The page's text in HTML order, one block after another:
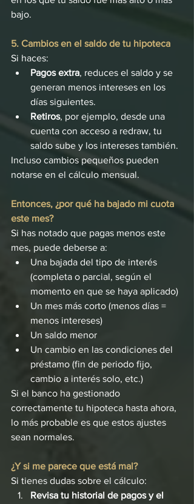
bajo.
5. Cambios en el saldo de tu hipoteca
Si haces:
Pagos extra, reduces el saldo y se
generan menos intereses en los
días siguientes.
Retiros, por ejemplo, desde una
cuenta con acceso a redraw, tu
saldo sube y los intereses también.
Incluso cambios pequeños pueden
notarse en el cálculo mensual.
Entonces, ¿por qué ha bajado mi cuota
este mes?
Si has notado que pagas menos este
mes, puede deberse a:
Una bajada del tipo de interés
(completa o parcial, según el
momento en que se haya aplicado)
Un mes más corto (menos días =
menos intereses)
Un saldo menor
Un cambio en las condiciones del
préstamo (fin de periodo fijo,
cambio a interés solo, etc.)
Si el banco ha gestionado
correctamente tu hipoteca hasta ahora,
lo más probable es que estos ajustes
sean normales.
¿Y si me parece que está mal?
Si tienes dudas sobre el cálculo:
Revisa tu historial de pagos y el